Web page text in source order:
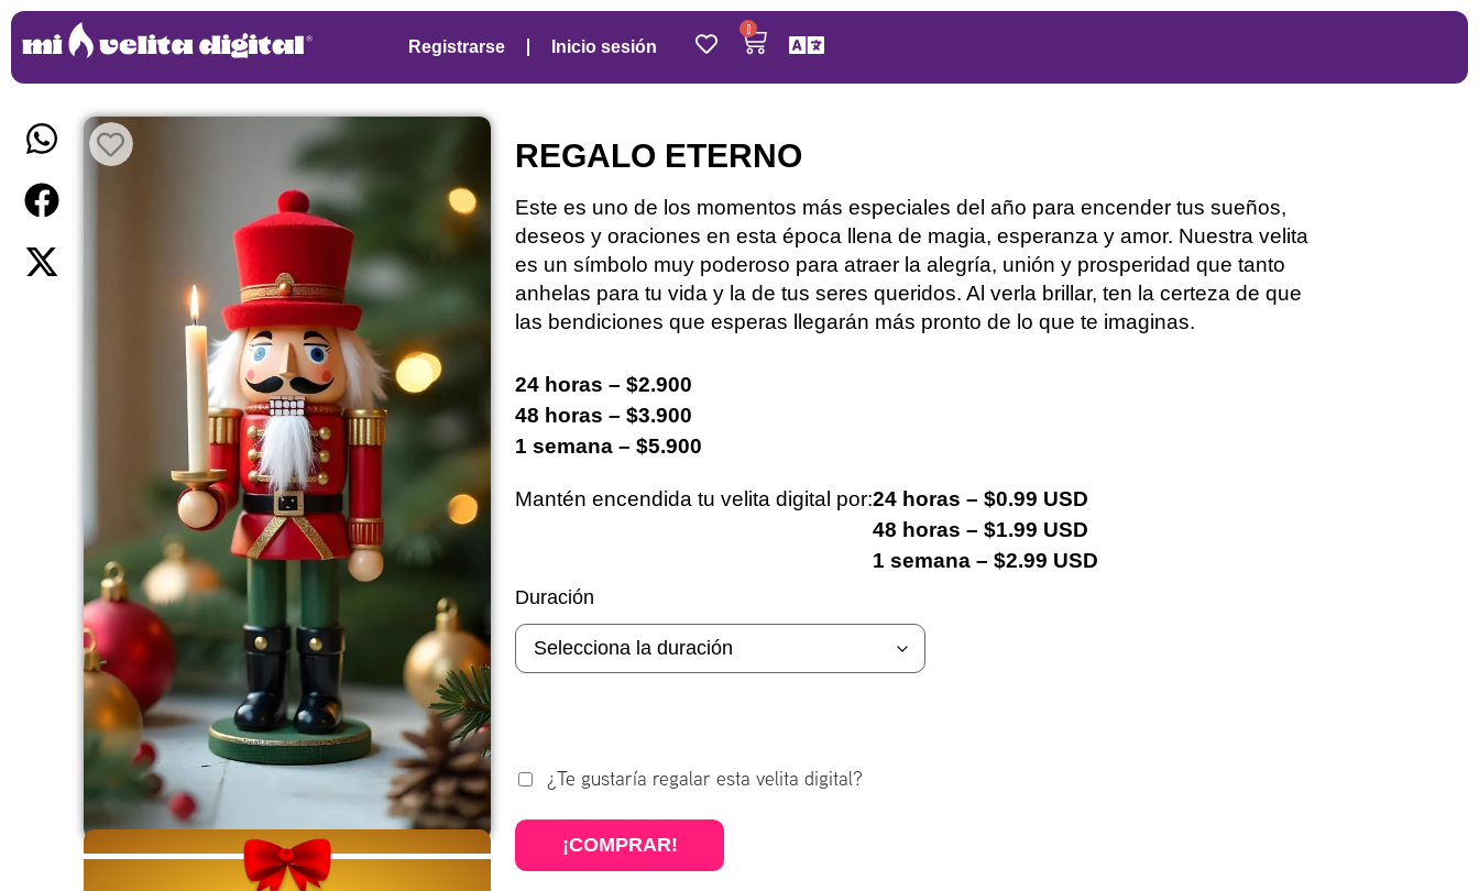
Registrarse Inicio sesión
0
REGALO ETERNO
Este es uno de los momentos más especiales del año para encender tus sueños,
deseos y oraciones en esta época llena de magia, esperanza y amor. Nuestra velita
es un símbolo muy poderoso para atraer la alegría, unión y prosperidad que tanto
anhelas para tu vida y la de tus seres queridos. Al verla brillar, ten la certeza de que
las bendiciones que esperas llegarán más pronto de lo que te imaginas.
24 horas – $2.900
48 horas – $3.900
1 semana – $5.900
Mantén encendida tu velita digital por:24 horas – $0.99 USD
48 horas – $1.99 USD
1 semana – $2.99 USD
Duración
¿Te gustaría regalar esta velita digital?
¡COMPRAR!